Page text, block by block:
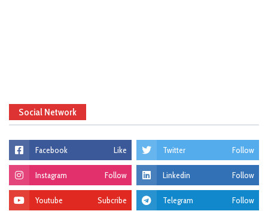
Social Network
Facebook Like Twitter Follow
Instagram Follow Linkedin Follow
Youtube Subcribe Telegram Follow